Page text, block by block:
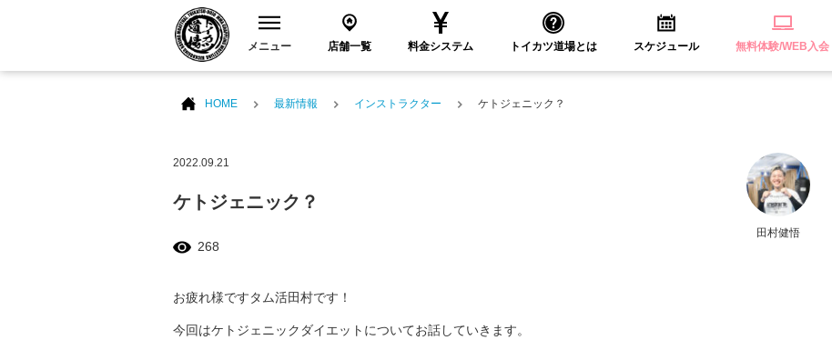
メニュー 店舗一覧 料金システム トイカツ道場とは スケジュール 無料体験/WEB入会
HOME 最新情報 インストラクター ケトジェニック？
田村健悟
2022.09.21
ケトジェニック？
268
お疲れ様ですタム活田村です！
今回はケトジェニックダイエットについてお話していきます。